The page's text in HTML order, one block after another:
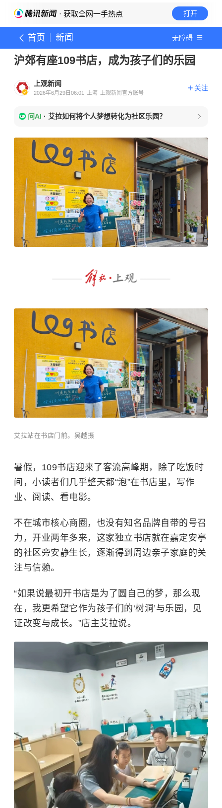
· 获取全网一手热点 打开
首页 新闻 无障碍
沪郊有座109书店，成为孩子们的乐园
上观新闻
2026年6月29日06:01 上海 上观新闻官方账号
关注
问AI · 艾拉如何将个人梦想转化为社区乐园？
艾拉站在书店门前。吴越摄
暑假，109书店迎来了客流高峰期，除了吃饭时
间，小读者们几乎整天都“泡”在书店里，写作
业、阅读、看电影。
不在城市核心商圈，也没有知名品牌自带的号召
力，开业两年多来，这家独立书店就在嘉定安亭
的社区旁安静生长，逐渐得到周边亲子家庭的关
注与信赖。
“如果说最初开书店是为了圆自己的梦，那么现
在，我更希望它作为孩子们的‘树洞’与乐园，见
证改变与成长。”店主艾拉说。